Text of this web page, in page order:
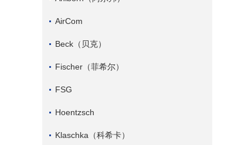
AirCom
Beck（贝克）
Fischer（菲希尔）
FSG
Hoentzsch
Klaschka（科希卡）